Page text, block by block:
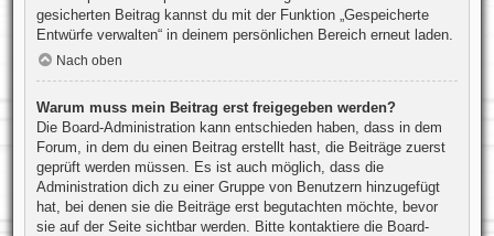
gesicherten Beitrag kannst du mit der Funktion „Gespeicherte
Entwürfe verwalten“ in deinem persönlichen Bereich erneut laden.
Nach oben
Warum muss mein Beitrag erst freigegeben werden?
Die Board-Administration kann entschieden haben, dass in dem
Forum, in dem du einen Beitrag erstellt hast, die Beiträge zuerst
geprüft werden müssen. Es ist auch möglich, dass die
Administration dich zu einer Gruppe von Benutzern hinzugefügt
hat, bei denen sie die Beiträge erst begutachten möchte, bevor
sie auf der Seite sichtbar werden. Bitte kontaktiere die Board-